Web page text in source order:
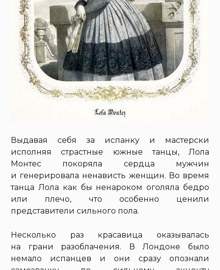
Выдавая себя за испанку и мастерски
исполняя страстные южные танцы, Лола
Монтес покоряла сердца мужчин
и генерировала ненависть женщин. Во время
танца Лола как бы ненароком оголяла бедро
или плечо, что особенно ценили
представители сильного пола.
Несколько раз красавица оказывалась
на грани разоблачения. В Лондоне было
немало испанцев и они сразу опознали